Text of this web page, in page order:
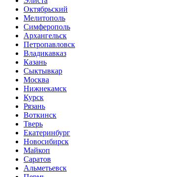
Октябрьский
Мелитополь
Симферополь
Архангельск
Петропавловск
Владикавказ
Казань
Сыктывкар
Москва
Нижнекамск
Курск
Рязань
Воткинск
Тверь
Екатеринбург
Новосибирск
Майкоп
Саратов
Альметьевск